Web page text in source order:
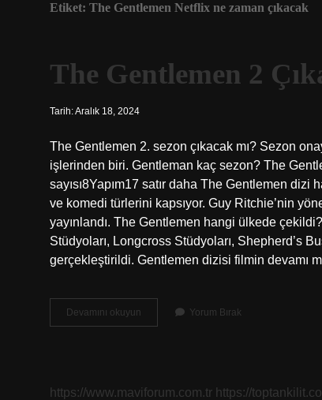
Etiket: The Gentlemen Netflix ne zaman çıkacak
The Gentlemen 2
Tarih: Aralık 18, 2024
The Gentlemen 2. sezon çıkacak mı? Sezon
işlerinden biri. Gentleman kaç sezon? The
sayısı8Yapım17 satır daha The Gentlemen
ve komedi türlerini kapsıyor. Guy Ritchie’nin
yayınlandı. The Gentlemen hangi ülkede
Stüdyoları, Longcross Stüdyoları, Shepherd’s
gerçekleştirildi. Gentlemen dizisi filmin devamı
Devamını okuyun
Gentlemen
Yorum Bırak
https://www.maviforum.com.tr https://